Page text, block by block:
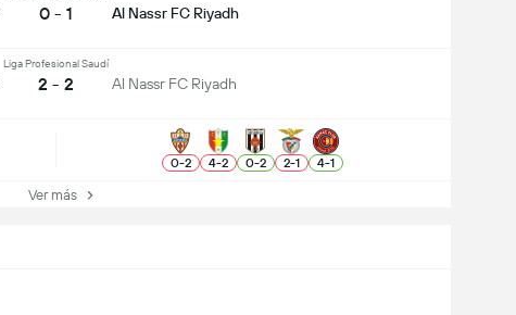
0 - 1 Al Nassr FC Riyadh
Liga Profesional Saudí
2 - 2 Al Nassr FC Riyadh
0-2 4-2 0-2 2-1 4-1
Ver más